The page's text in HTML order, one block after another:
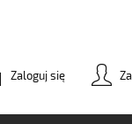
Zaloguj się